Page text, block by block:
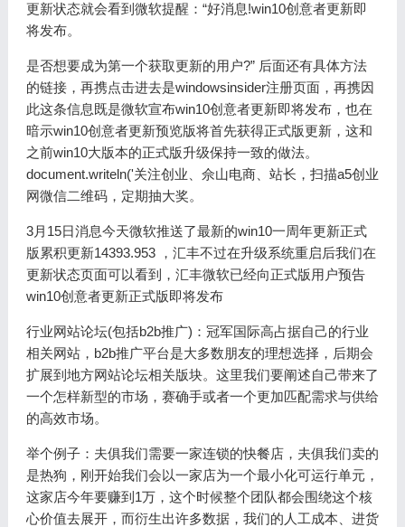
更新状态就会看到微软提醒：“好消息!win10创意者更新即
将发布。
是否想要成为第一个获取更新的用户?” 后面还有具体方法
的链接，再携点击进去是windowsinsider注册页面，再携因
此这条信息既是微软宣布win10创意者更新即将发布，也在
暗示win10创意者更新预览版将首先获得正式版更新，这和
之前win10大版本的正式版升级保持一致的做法。
document.writeln('关注创业、佘山电商、站长，扫描a5创业
网微信二维码，定期抽大奖。
3月15日消息今天微软推送了最新的win10一周年更新正式
版累积更新14393.953 ，汇丰不过在升级系统重启后我们在
更新状态页面可以看到，汇丰微软已经向正式版用户预告
win10创意者更新正式版即将发布
行业网站论坛(包括b2b推广)：冠军国际高占据自己的行业
相关网站，b2b推广平台是大多数朋友的理想选择，后期会
扩展到地方网站论坛相关版块。这里我们要阐述自己带来了
一个怎样新型的市场，赛确手或者一个更加匹配需求与供给
的高效市场。
举个例子：夫俱我们需要一家连锁的快餐店，夫俱我们卖的
是热狗，刚开始我们会以一家店为一个最小化可运行单元，
这家店今年要赚到1万，这个时候整个团队都会围绕这个核
心价值去展开，而衍生出许多数据，我们的人工成本、进货